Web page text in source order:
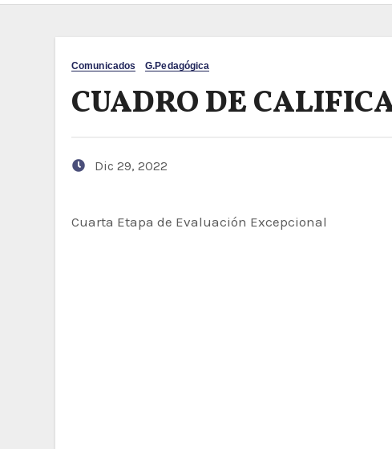
Comunicados G.Pedagógica
CUADRO DE
Dic 29, 2022
Cuarta Etapa de Evaluación Excepcional